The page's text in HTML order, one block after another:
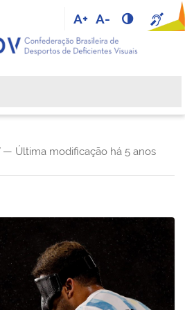
A+ A-
— Última modificação há 5 anos